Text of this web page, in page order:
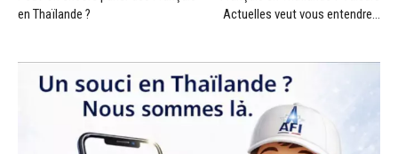
en Thaïlande ?
Actuelles veut vous entendre…